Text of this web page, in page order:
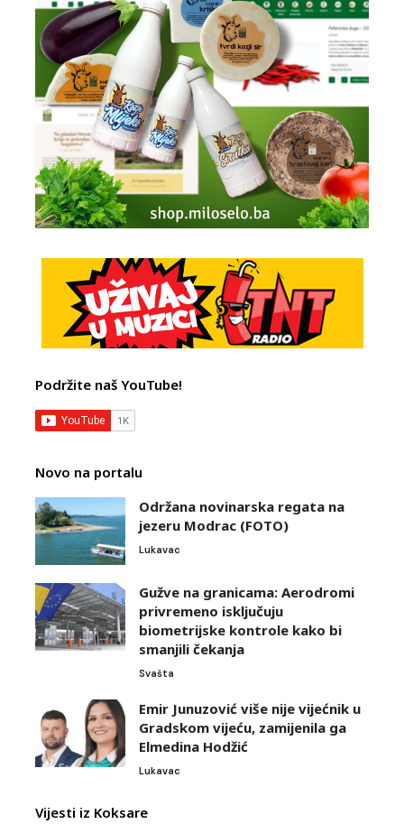
Podržite naš YouTube!
Novo na portalu
Održana novinarska regata na
jezeru Modrac (FOTO)
Lukavac
Gužve na granicama: Aerodromi
privremeno isključuju
biometrijske kontrole kako bi
smanjili čekanja
Svašta
Emir Junuzović više nije vijećnik u
Gradskom vijeću, zamijenila ga
Elmedina Hodžić
Lukavac
Vijesti iz Koksare